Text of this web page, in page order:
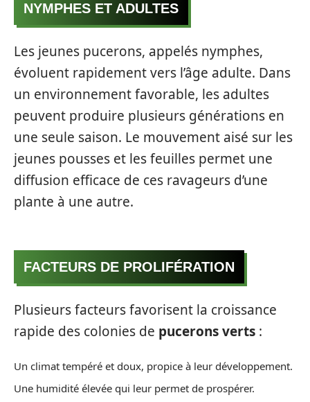
NYMPHES ET ADULTES
Les jeunes pucerons, appelés nymphes,
évoluent rapidement vers l’âge adulte. Dans
un environnement favorable, les adultes
peuvent produire plusieurs générations en
une seule saison. Le mouvement aisé sur les
jeunes pousses et les feuilles permet une
diffusion efficace de ces ravageurs d’une
plante à une autre.
FACTEURS DE PROLIFÉRATION
Plusieurs facteurs favorisent la croissance
rapide des colonies de pucerons verts :
Un climat tempéré et doux, propice à leur développement.
Une humidité élevée qui leur permet de prospérer.